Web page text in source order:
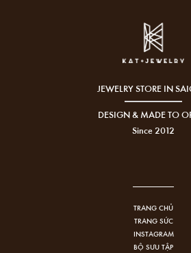
JEWELRY STORE IN
DESIGN & MADE TO
Since 2012
TRANG CHỦ
TRANG SỨC
INSTAGRAM
BỘ SƯU TẬP